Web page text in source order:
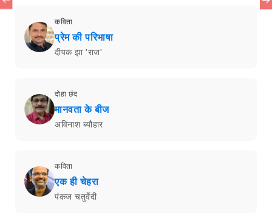
कविता
प्रेम की परिभाषा
दीपक झा 'राज'
दोहा छंद
मानवता के बीज
अविनाश ब्यौहार
कविता
एक ही चेहरा
पंकज चतुर्वेदी